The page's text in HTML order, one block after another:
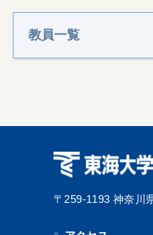
教員一覧
〒259-1193 神奈川